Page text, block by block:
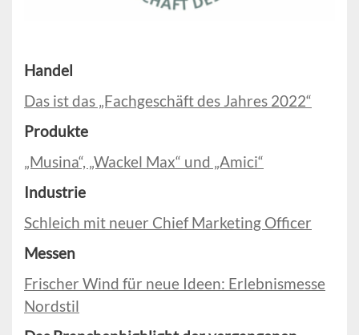
Handel
Das ist das „Fachgeschäft des Jahres 2022“
Produkte
„Musina“, „Wackel Max“ und „Amici“
Industrie
Schleich mit neuer Chief Marketing Officer
Messen
Frischer Wind für neue Ideen: Erlebnismesse
Nordstil